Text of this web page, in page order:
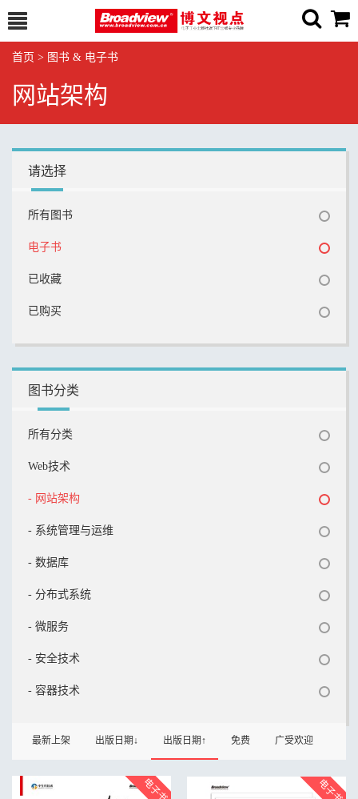
首页 > 图书 & 电子书
网站架构
请选择
所有图书
电子书
已收藏
已购买
图书分类
所有分类
Web技术
- 网站架构
- 系统管理与运维
- 数据库
- 分布式系统
- 微服务
- 安全技术
- 容器技术
最新上架 出版日期↓ 出版日期↑ 免费 广受欢迎